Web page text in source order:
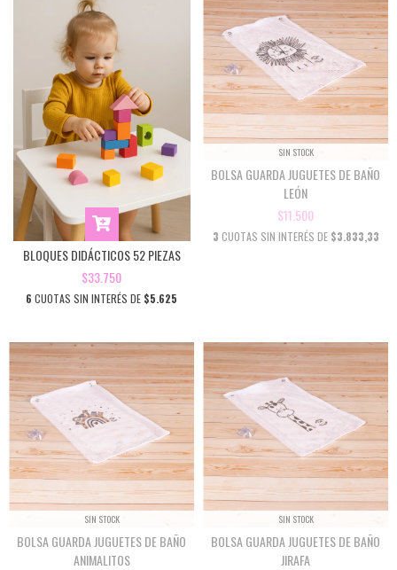
BLOQUES DIDÁCTICOS 52 PIEZAS
$33.750
6 CUOTAS SIN INTERÉS DE $5.625
SIN STOCK
BOLSA GUARDA JUGUETES DE BAÑO
LEÓN
$11.500
3 CUOTAS SIN INTERÉS DE $3.833,33
SIN STOCK
BOLSA GUARDA JUGUETES DE BAÑO
ANIMALITOS
SIN STOCK
BOLSA GUARDA JUGUETES DE BAÑO
JIRAFA